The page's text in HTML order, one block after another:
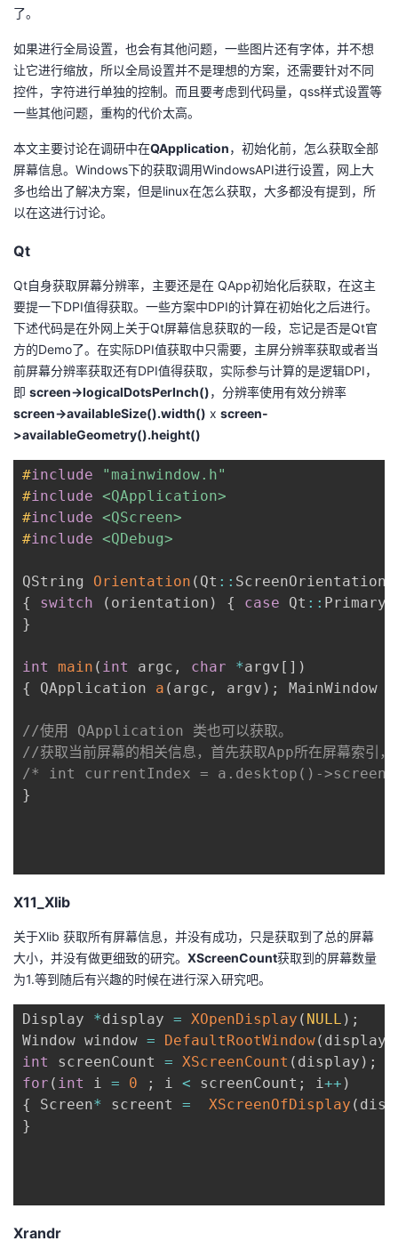
证
实
验
的
收
藏
持
建
议
了。
如果进行全局设置，也会有其他问题，一些图片还有字体，并不想
让它进行缩放，所以全局设置并不是理想的方案，还需要针对不同
控件，字符进行单独的控制。而且要考虑到代码量，qss样式设置等
一些其他问题，重构的代价太高。
本文主要讨论在调研中在QApplication，初始化前，怎么获取全部
屏幕信息。Windows下的获取调用WindowsAPI进行设置，网上大
多也给出了解决方案，但是linux在怎么获取，大多都没有提到，所
以在这进行讨论。
Qt
Qt自身获取屏幕分辨率，主要还是在 QApp初始化后获取，在这主
要提一下DPI值得获取。一些方案中DPI的计算在初始化之后进行。
下述代码是在外网上关于Qt屏幕信息获取的一段，忘记是否是Qt官
方的Demo了。在实际DPI值获取中只需要，主屏分辨率获取或者当
前屏幕分辨率获取还有DPI值得获取，实际参与计算的是逻辑DPI，
即 screen->logicalDotsPerInch()，分辨率使用有效分辨率
screen->availableSize().width() x screen-
>availableGeometry().height()
#include
"mainwindow.h"
#include <QApplication>
#include <QScreen>
#include <QDebug>
QString Orientation ( Qt ::
{
switch ( orientation ) { case Qt ::
}
int main ( int argc , char *argv [ ] )
{
QApplication a ( argc , argv ) ; MainWindow w
//使用 QApplication 类也可以获取。
//获取当前屏幕的相关信息，首先获取App所在屏幕索引
/* int currentIndex = a.desktop()-
}
X11_Xlib
关于Xlib 获取所有屏幕信息，并没有成功，只是获取到了总的屏幕
大小，并没有做更细致的研究。 XScreenCount获取到的屏幕数量
为1.等到随后有兴趣的时候在进行深入研究吧。
Display *display = XOpenDisplay ( NULL ) ;
Window window = DefaultRootWindow( display
int
screenCount = XScreenCount ( display ) ;
for ( int i = 0 ; i < screenCount ; i++ )
{
Screen* screent = XScreenOfDisplay (
}
Xrandr